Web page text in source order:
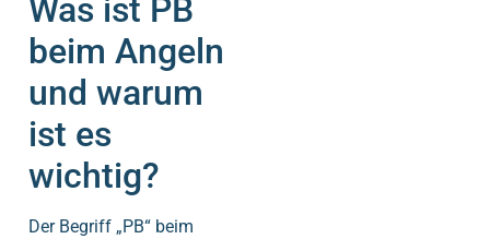
Was ist PB
beim Angeln
und warum
ist es
wichtig?
Der Begriff „PB“ beim